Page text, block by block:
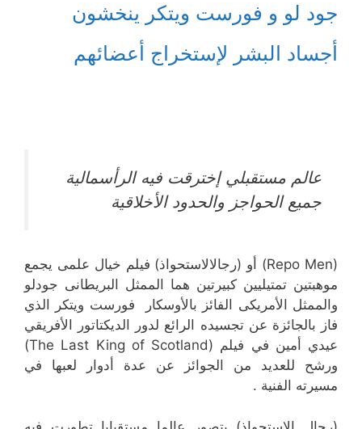
جود لو و فورست ويتكر ينخشون
أجساد البشر لإستخراج أعضائهم
عالم مستقبلي إخترقت فيه الرأسمالية
جميع الحواجز والحدود الأخلاقية
(Repo Men) أو (رجالالاستحواذ) فيلم خيال علمى يجمع
موهبتين تمتيليين كبيرتين هما الممثل البريطانى جودلو
والممثل الأمريكى الفائز بالأوسكار فورست ويتكر الذي
فاز بالجائزة عن تجسيده الرائع لدور الديكتاتور الأفريقي
عيدي أمين في فيلم (The Last King of Scotland)
ورشح للعديد من الجوائز عن عدة أدوار لعبها في
مسيرته الفنية .